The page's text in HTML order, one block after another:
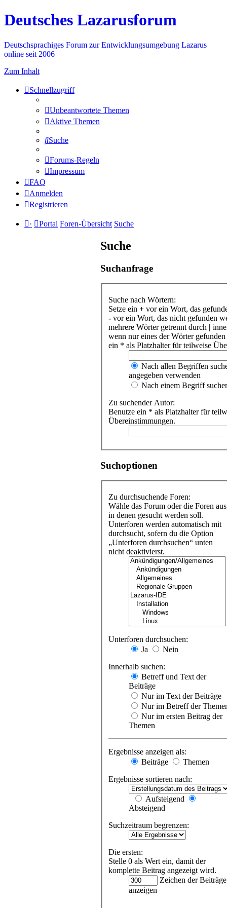
Deutsches Lazarusforum
Deutschsprachiges Forum zur Entwicklungsumgebung Lazarus
online seit 2006
Zum Inhalt
Schnellzugriff
Unbeantwortete Themen
Aktive Themen
Suche
Forums-Regeln
Impressum
FAQ
Anmelden
Registrieren
· Portal Foren-Übersicht Suche
Suche
Suchanfrage
Suche nach Wörtern:
Setze ein + vor ein Wort, das
- vor ein Wort, das nicht gefunden
mehrere Wörter getrennt durch |
wenn nur eines der Wörter
ein * als Platzhalter für teilweise
Nach allen Begriffen
angegeben verwenden
Nach einem Begriff
Zu suchender Autor:
Benutze ein * als Platzhalter für
Übereinstimmungen.
Suchoptionen
Zu durchsuchende Foren:
Wähle das Forum oder die Foren
in denen gesucht werden soll.
Unterforen werden automatisch mit
durchsucht, sofern du die Option
„Unterforen durchsuchen“ unten
nicht deaktivierst.
Unterforen durchsuchen:
Ja
Nein
Innerhalb suchen:
Betreff und Text der
Beiträge
Nur im Text der Beiträge
Nur im Betreff der
Nur im ersten Beitrag der
Themen
Ergebnisse anzeigen als:
Beiträge
Themen
Ergebnisse sortieren nach:
Aufsteigend
Absteigend
Suchzeitraum begrenzen:
Die ersten:
Stelle 0 als Wert ein, damit der
komplette Beitrag angezeigt wird.
Zeichen der Beiträge
anzeigen